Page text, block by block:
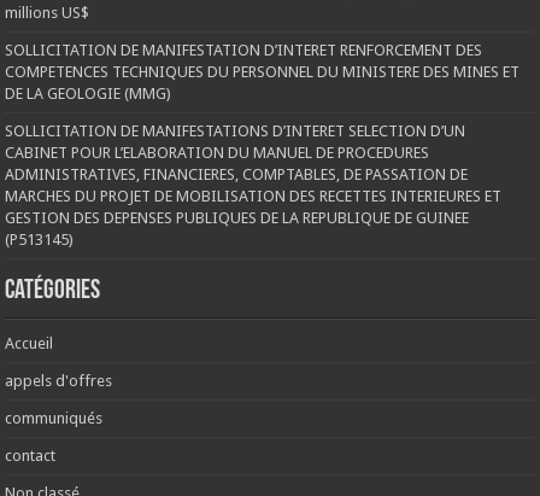
millions US$
SOLLICITATION DE MANIFESTATION D’INTERET RENFORCEMENT DES
COMPETENCES TECHNIQUES DU PERSONNEL DU MINISTERE DES MINES ET
DE LA GEOLOGIE (MMG)
SOLLICITATION DE MANIFESTATIONS D’INTERET SELECTION D’UN
CABINET POUR L’ELABORATION DU MANUEL DE PROCEDURES
ADMINISTRATIVES, FINANCIERES, COMPTABLES, DE PASSATION DE
MARCHES DU PROJET DE MOBILISATION DES RECETTES INTERIEURES ET
GESTION DES DEPENSES PUBLIQUES DE LA REPUBLIQUE DE GUINEE
(P513145)
Catégories
Accueil
appels d'offres
communiqués
contact